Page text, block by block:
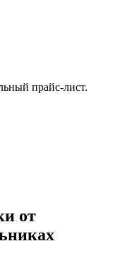
прайс-лист.
от